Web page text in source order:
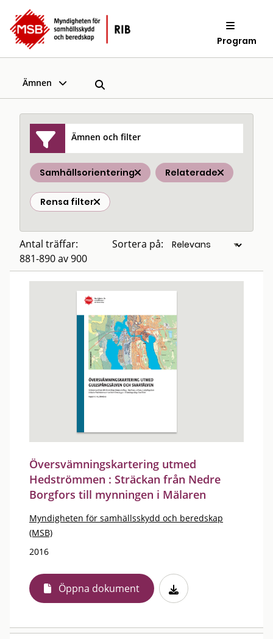
Program
Ämnen
Ämnen och filter
Samhällsorientering Relaterade
Rensa filter
Antal träffar:
881-890 av 900
Sortera på:
Översvämningskartering utmed
Hedströmmen : Sträckan från Nedre
Borgfors till mynningen i Mälaren
Myndigheten för samhällsskydd och beredskap
(MSB)
2016
Öppna dokument